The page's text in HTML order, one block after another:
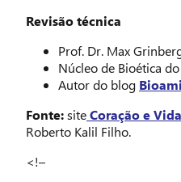
Revisão técnica
Prof. Dr. Max
Núcleo de Bioética
Autor do blog
Fonte:siteCoração e Vida
Roberto Kalil Filho.
<!–